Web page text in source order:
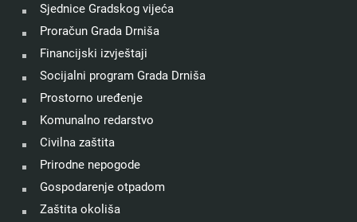
Sjednice Gradskog vijeća
Proračun Grada Drniša
Financijski izvještaji
Socijalni program Grada Drniša
Prostorno uređenje
Komunalno redarstvo
Civilna zaštita
Prirodne nepogode
Gospodarenje otpadom
Zaštita okoliša